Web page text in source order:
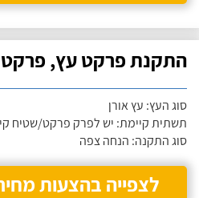
התקנת פרקט עץ,
סוג העץ: עץ אורן
תשתית קיימת: יש לפרק פרקט/שטיח
סוג התקנה: הנחה צפה
לצפייה בהצעות